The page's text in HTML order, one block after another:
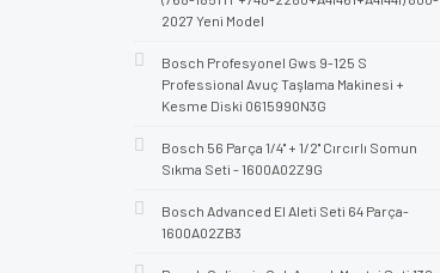
2027 Yeni Model
Bosch Profesyonel Gws 9-125 S
Professional Avuç Taşlama Makinesi +
Kesme Diski 0615990N3G
Bosch 56 Parça 1/4'' + 1/2'' Cırcırlı Somun
Sıkma Seti - 1600A02Z9G
Bosch Advanced El Aleti Seti 64 Parça-
1600A02ZB3